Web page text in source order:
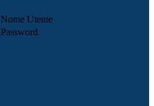
Nome Utente
Password